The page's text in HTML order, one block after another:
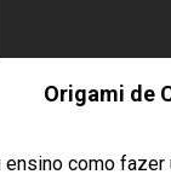
Origami de
como fazer